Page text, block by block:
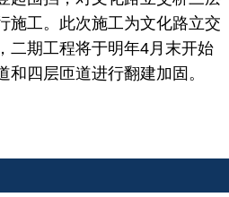
施工。此次施工为文化路立交
二期工程将于明年4月末开始
四层匝道进行翻建加固。